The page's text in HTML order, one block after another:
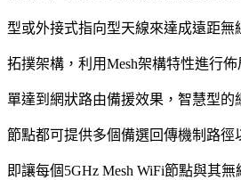
型或外接式指向型天線來達成遠距
拓撲架構，利用Mesh架構特性進行
單達到網狀路由備援效果，智慧型
節點都可提供多個備選回傳機制路徑
即讓每個5GHz Mesh WiFi節點與其